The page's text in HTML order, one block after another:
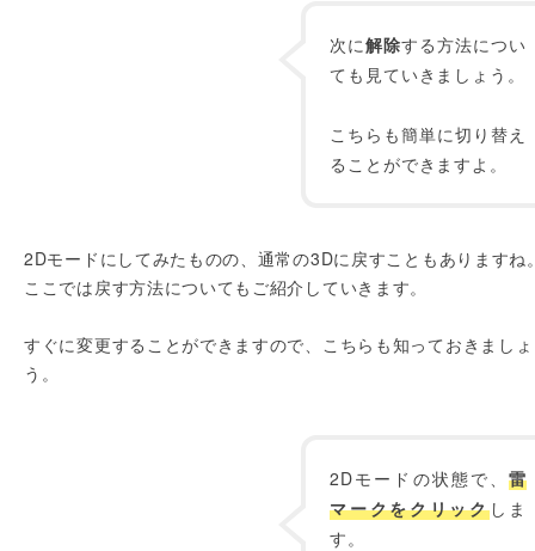
次に解除する方法につい
ても見ていきましょう。
こちらも簡単に切り替え
ることができますよ。
2Dモードにしてみたものの、通常の3Dに戻すこともありますね
ここでは戻す方法についてもご紹介していきます。
すぐに変更することができますので、こちらも知っておきましょ
う。
2Dモードの状態で、雷
マークをクリックしま
す。